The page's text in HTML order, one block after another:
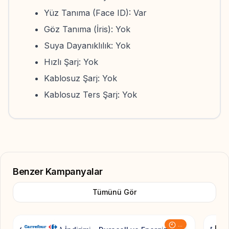
Yüz Tanıma (Face ID): Var
Göz Tanıma (İris): Yok
Suya Dayanıklılık: Yok
Hızlı Şarj: Yok
Kablosuz Şarj: Yok
Kablosuz Ters Şarj: Yok
Benzer Kampanyalar
Tümünü Gör
...
Add to